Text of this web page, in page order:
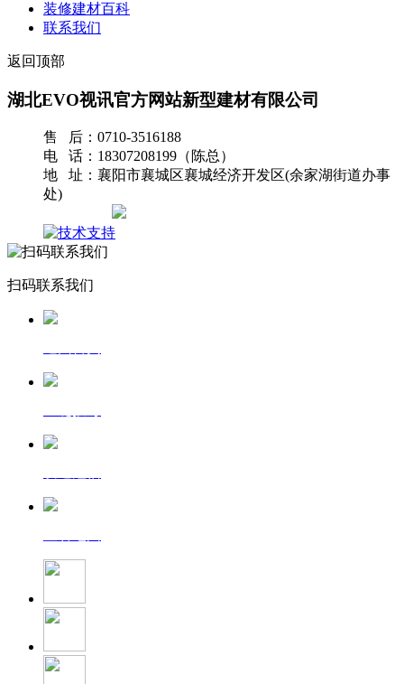
装修建材百科
联系我们
返回顶部
湖北EVO视讯官方网站新型建材有限公司
售 后：0710-3516188
电 话：18307208199（陈总）
地 址：襄阳市襄城区襄城经济开发区(余家湖街道办事
处)
扫码联系我们